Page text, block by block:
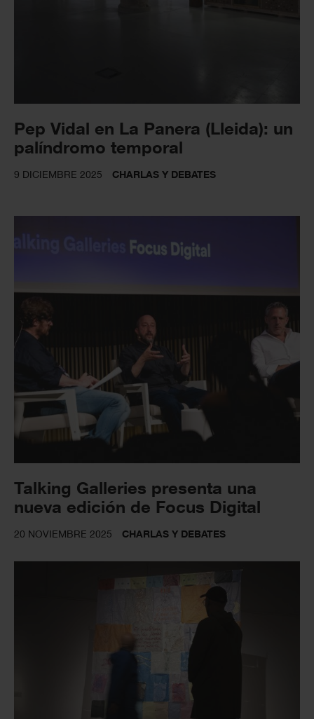
Pep Vidal en La Panera (Lleida): un
palíndromo temporal
9 DICIEMBRE 2025 CHARLAS Y DEBATES
Talking Galleries presenta una
nueva edición de Focus Digital
20 NOVIEMBRE 2025 CHARLAS Y DEBATES